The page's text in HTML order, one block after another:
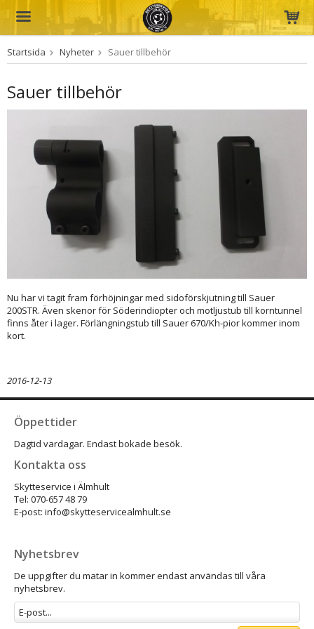
Produkten har blivit tillagd i varukorgen
Startsida Nyheter Sauer tillbehör
Sauer tillbehör
Nu har vi tagit fram förhöjningar med sidoförskjutning till Sauer
200STR. Även skenor för Söderindiopter och motljustub till korntunnel
finns åter i lager. Förlängningstub till Sauer 670/Kh-pior kommer inom
kort.
2016-12-13
Öppettider
Dagtid vardagar. Endast bokade besök.
Kontakta oss
Skytteservice i Älmhult
Tel: 070-657 48 79
E-post: info@skytteservicealmhult.se
Nyhetsbrev
De uppgifter du matar in kommer endast användas till våra
nyhetsbrev.